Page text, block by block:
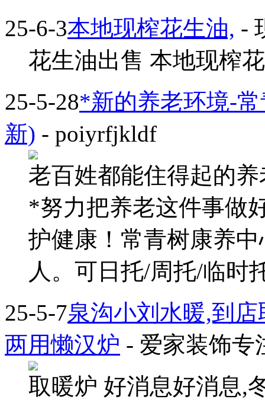
25-6-3本地现榨花生油, -
花生油出售 本地现榨
25-5-28*新的养老环境-
新) - poiyrfjkldf
老百姓都能住得起的
*努力把养老这件事做
护健康！常青树康养
人。可日托/周托/临时
25-5-7泉沟小刘水暖,到
两用懒汉炉 - 爱家装饰专
取暖炉 好消息好消息,